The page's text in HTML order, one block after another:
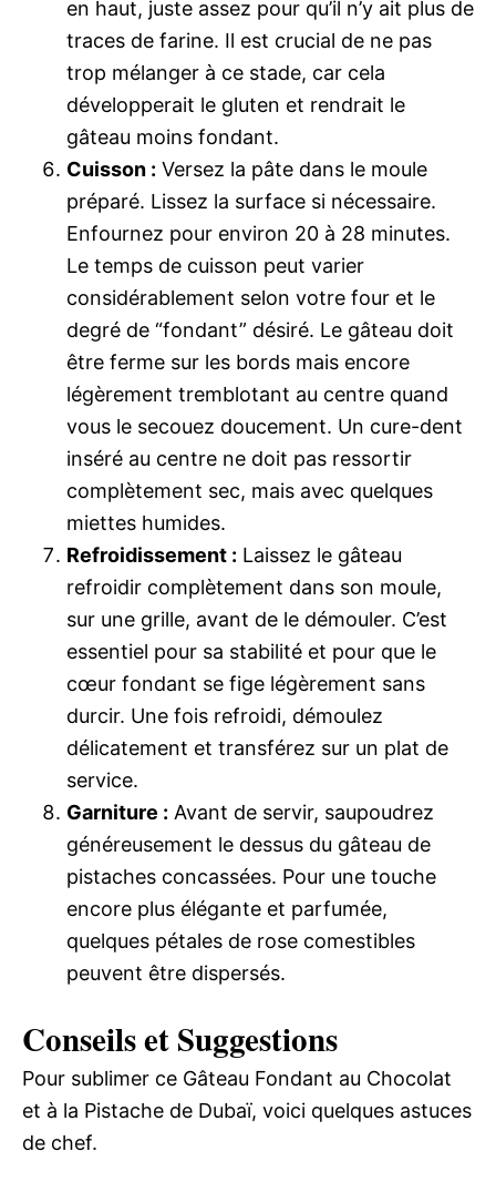
en haut, juste assez pour qu’il n’y ait plus de
traces de farine. Il est crucial de ne pas
trop mélanger à ce stade, car cela
développerait le gluten et rendrait le
gâteau moins fondant.
Cuisson : Versez la pâte dans le moule
préparé. Lissez la surface si nécessaire.
Enfournez pour environ 20 à 28 minutes.
Le temps de cuisson peut varier
considérablement selon votre four et le
degré de “fondant” désiré. Le gâteau doit
être ferme sur les bords mais encore
légèrement tremblotant au centre quand
vous le secouez doucement. Un cure-dent
inséré au centre ne doit pas ressortir
complètement sec, mais avec quelques
miettes humides.
Refroidissement : Laissez le gâteau
refroidir complètement dans son moule,
sur une grille, avant de le démouler. C’est
essentiel pour sa stabilité et pour que le
cœur fondant se fige légèrement sans
durcir. Une fois refroidi, démoulez
délicatement et transférez sur un plat de
service.
Garniture : Avant de servir, saupoudrez
généreusement le dessus du gâteau de
pistaches concassées. Pour une touche
encore plus élégante et parfumée,
quelques pétales de rose comestibles
peuvent être dispersés.
Conseils et Suggestions
Pour sublimer ce Gâteau Fondant au Chocolat
et à la Pistache de Dubaï, voici quelques astuces
de chef.